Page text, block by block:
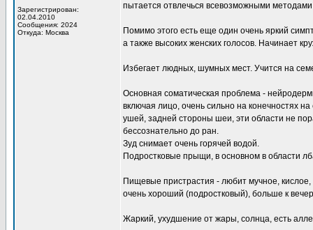
Зарегистрирован:
02.04.2010
Сообщения: 2024
Откуда: Москва
пытается отвлечься всевозможными
Помимо этого есть еще один очень яркий
а также высоких женских голосов. Начинает
Избегает людных, шумных мест. Учится на
Основная соматическая проблема -
включая лицо, очень сильно на конечностях на
ушей, задней стороны шеи, эти области не
бессознательно до ран.
Зуд снимает очень горячей водой.
Подростковые прыщи, в основном в области
Пищевые пристрастия - любит мучное,
очень хороший (подростковый), больше к
Жаркий, ухудшение от жары, солнца, есть